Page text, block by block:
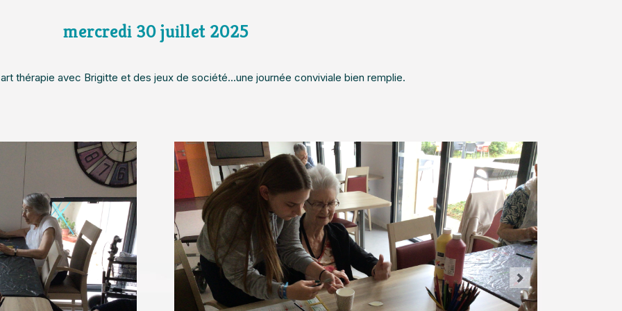
mercredi 30 juillet 2025
thérapie avec Brigitte et des jeux de société...une journée conviviale bien remplie.